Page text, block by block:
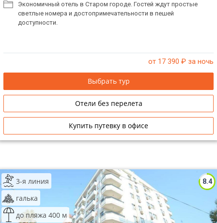
Экономичный отель в Старом городе. Гостей ждут простые
светлые номера и достопримечательности в пешей
доступности.
от 17 390 ₽ за ночь
Выбрать тур
Отели без перелета
Купить путевку в офисе
8.4
3-я линия
галька
до пляжа 400 м